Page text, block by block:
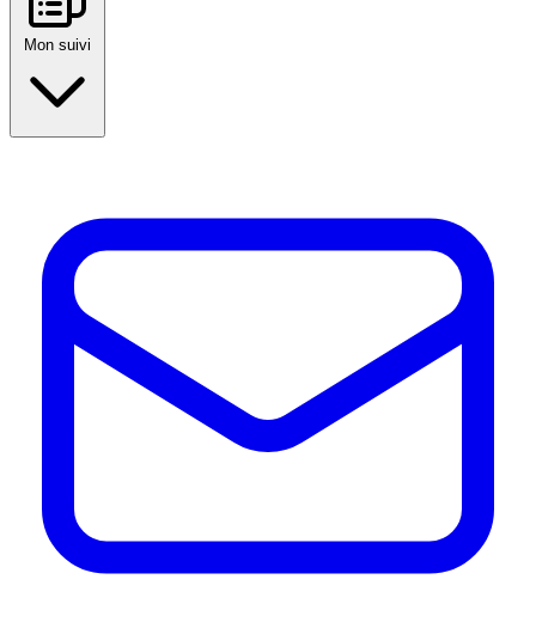
Mon suivi